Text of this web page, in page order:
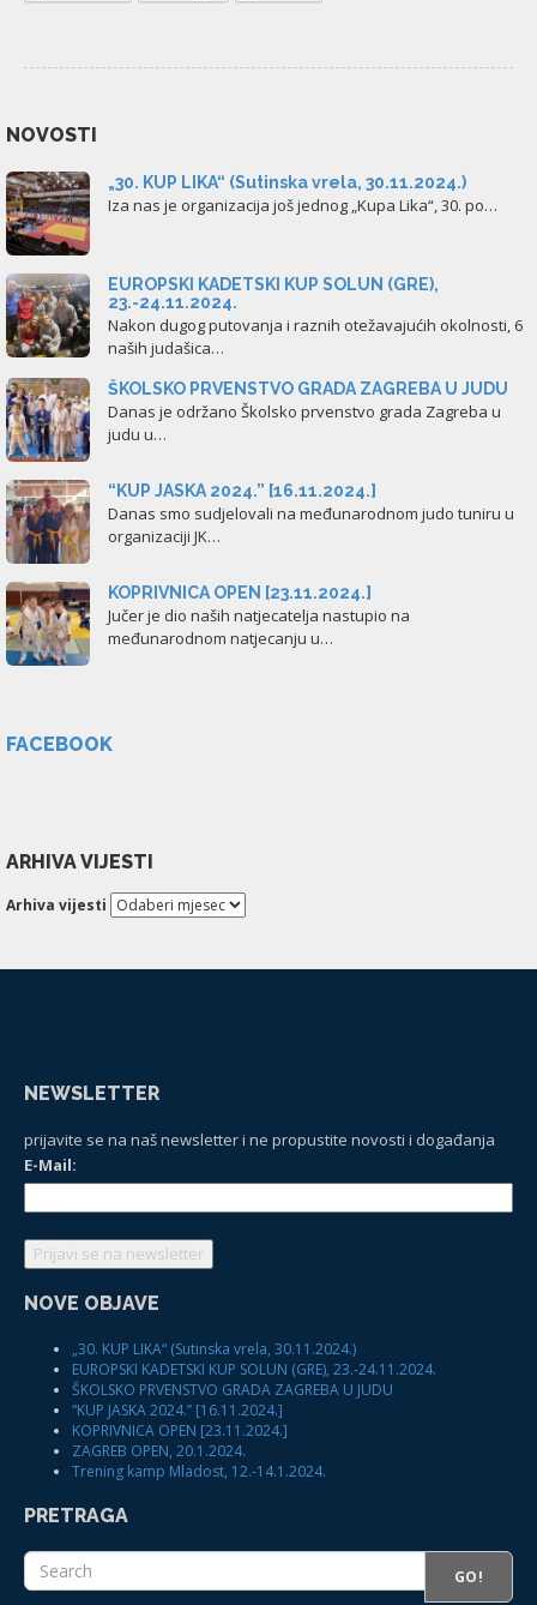
NOVOSTI
„30. KUP LIKA“ (Sutinska vrela, 30.11.2024.)
Iza nas je organizacija još jednog „Kupa Lika“, 30. po…
EUROPSKI KADETSKI KUP SOLUN (GRE),
23.-24.11.2024.
Nakon dugog putovanja i raznih otežavajućih okolnosti, 6
naših judašica…
ŠKOLSKO PRVENSTVO GRADA ZAGREBA U JUDU
Danas je održano Školsko prvenstvo grada Zagreba u
judu u…
“KUP JASKA 2024.” [16.11.2024.]
Danas smo sudjelovali na međunarodnom judo tuniru u
organizaciji JK…
KOPRIVNICA OPEN [23.11.2024.]
Jučer je dio naših natjecatelja nastupio na
međunarodnom natjecanju u…
FACEBOOK
ARHIVA VIJESTI
Arhiva vijesti
NEWSLETTER
prijavite se na naš newsletter i ne propustite novosti i događanja
E-Mail:
NOVE OBJAVE
„30. KUP LIKA“ (Sutinska vrela, 30.11.2024.)
EUROPSKI KADETSKI KUP SOLUN (GRE), 23.-24.11.2024.
ŠKOLSKO PRVENSTVO GRADA ZAGREBA U JUDU
“KUP JASKA 2024.” [16.11.2024.]
KOPRIVNICA OPEN [23.11.2024.]
ZAGREB OPEN, 20.1.2024.
Trening kamp Mladost, 12.-14.1.2024.
PRETRAGA
GO!